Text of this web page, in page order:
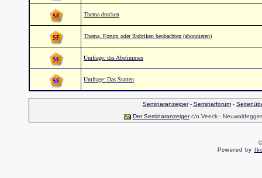
Thema drucken
Thema, Forum oder Rubriken beobachten (abonnieren)
Umfrage: das Abstimmen
Umfrage: Das Starten
Seminaranzeiger- Seminarforum-
Der Seminaranzeigerc/o Veeck -
Powered by